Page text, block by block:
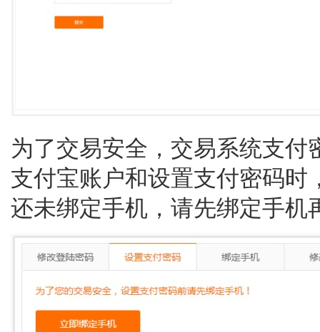
为了交易安全，交易系统支付
支付宝账户和设置支付密码
还未绑定手机，请先绑定手机